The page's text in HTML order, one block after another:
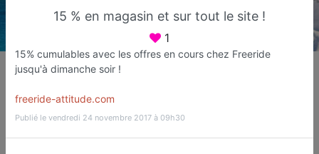
Freeride Attitude
Fréjus
Favori Contacter
15 % en magasin et sur tout le site !
1
15% cumulables avec les offres en cours chez Freeride
jusqu'à dimanche soir !
freeride-attitude.com
Publié le vendredi 24 novembre 2017 à 09h30